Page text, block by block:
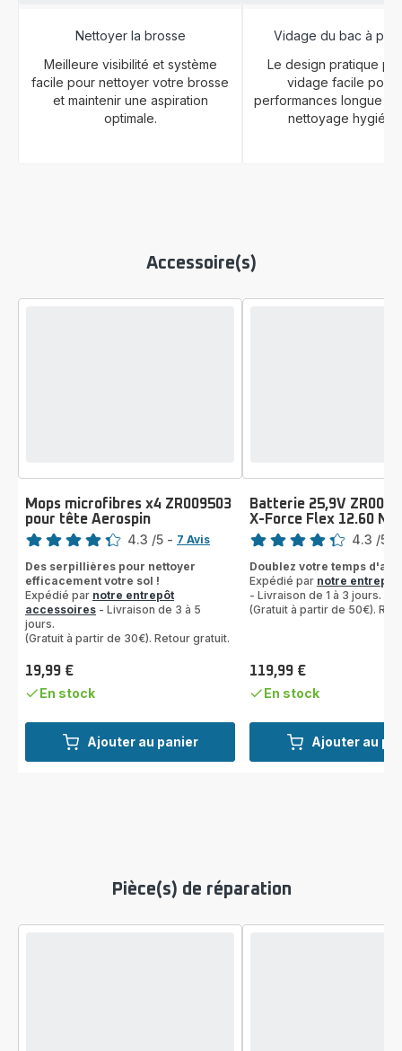
Nettoyer la brosse
Meilleure visibilité et système
facile pour nettoyer votre brosse
et maintenir une aspiration
optimale.
Vidage du bac à
Le design pratique
vidage facile pour
performances longue
nettoyage
Accessoire(s)
Ajouter au panier
Mops microfibres x4 ZR009503
pour tête Aerospin
Note
4.3 /5 - 7 Avis
Des serpillières pour nettoyer
efficacement votre sol !
Expédié par notre entrepôt
accessoires - Livraison de 3 à 5
jours.
(Gratuit à partir de 30€). Retour gratuit.
Prix
19,99 €
En stock
Ajouter au
Batterie 25,9V
X-Force Flex 12.60
Note
4.3 /5
Doublez votre temps
Expédié par notre entrepôt
- Livraison de 1 à 3 jours.
(Gratuit à partir de 50€).
Prix
119,99 €
En stock
Pièce(s) de réparation